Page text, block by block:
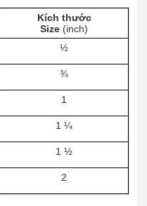
Kích thước
Size (inch)
½
¾
1
1 ¼
1 ½
2